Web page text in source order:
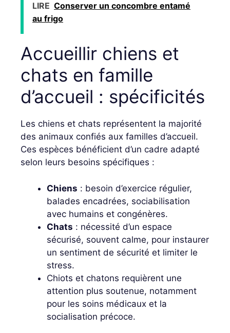
LIRE Conserver un concombre entamé
au frigo
Accueillir chiens et
chats en famille
d’accueil : spécificités
Les chiens et chats représentent la majorité
des animaux confiés aux familles d’accueil.
Ces espèces bénéficient d’un cadre adapté
selon leurs besoins spécifiques :
Chiens : besoin d’exercice régulier,
balades encadrées, sociabilisation
avec humains et congénères.
Chats : nécessité d’un espace
sécurisé, souvent calme, pour instaurer
un sentiment de sécurité et limiter le
stress.
Chiots et chatons requièrent une
attention plus soutenue, notamment
pour les soins médicaux et la
socialisation précoce.